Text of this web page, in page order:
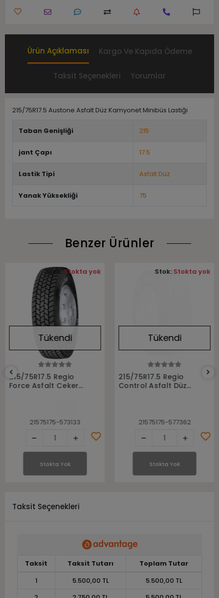
Ürün Açıklaması Kargo Ve Kapıda Ödeme
Taksit Seçenekleri Yorumlar
215/75R17.5 Austone Asfalt Düz Kamyonet Minibüs Lastiği
Taban Genişliği 215
jant Çapı 17.5
Lastik Tipi Asfalt Düz
Yanak Yüksekliği 75
Benzer Ürünler
Stokta Yok
Tükendi
215/75R17.5 Regio
Force Asfalt Çeker
21575175-573133
Stok:Stokta yok
Stokta Yok
Stokta Yok
Tükendi
215/75R17.5 Regio
Control Asfalt Düz
21575175-577362
Stok:Stokta yok
Stokta Yok
Taksit Seçenekleri
Taksit Taksit Tutarı
Toplam Tutar
1
5.500,00 TL
5.500,00 TL